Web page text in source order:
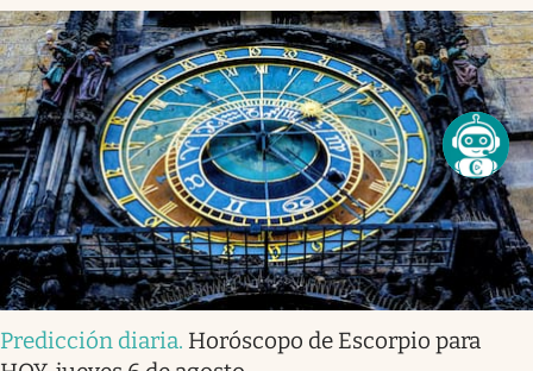
Predicción diaria. Horóscopo de Escorpio para